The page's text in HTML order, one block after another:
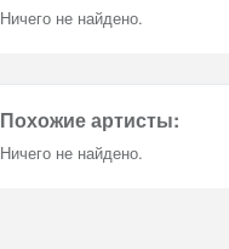
Ничего не найдено.
Похожие артисты:
Ничего не найдено.